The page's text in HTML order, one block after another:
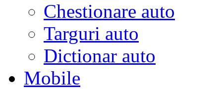
Chestionare auto
Targuri auto
Dictionar auto
Mobile